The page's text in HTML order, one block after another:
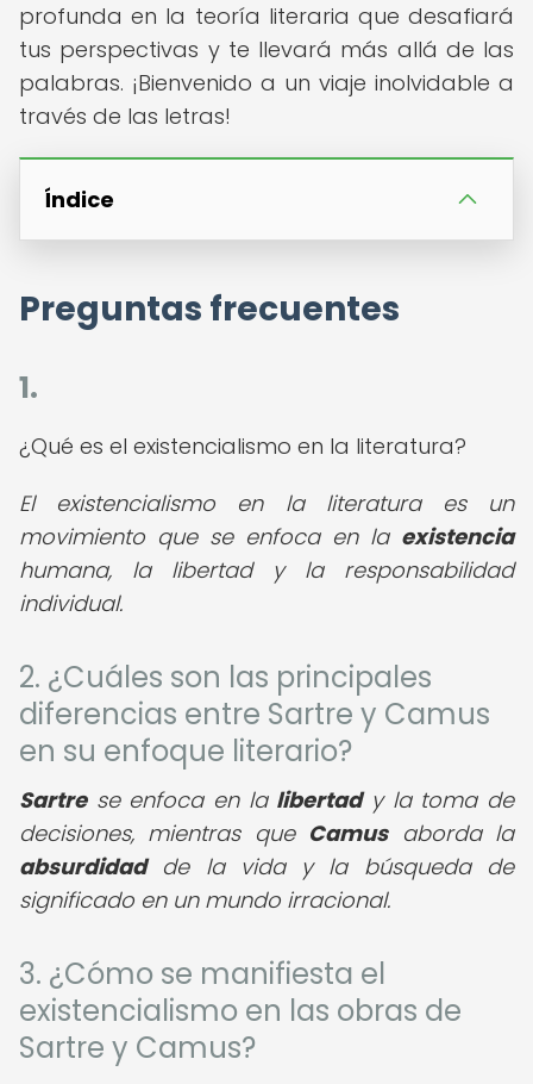
profunda en la teoría literaria que desafiará
tus perspectivas y te llevará más allá de las
palabras. ¡Bienvenido a un viaje inolvidable a
través de las letras!
Índice
Preguntas frecuentes
1.
¿Qué es el existencialismo en la literatura?
El existencialismo en la literatura es un
movimiento que se enfoca en la existencia
humana, la libertad y la responsabilidad
individual.
2. ¿Cuáles son las principales
diferencias entre Sartre y Camus
en su enfoque literario?
Sartrese enfoca en la libertady la toma de
decisiones, mientras que Camusaborda la
absurdidadde la vida y la búsqueda de
significado en un mundo irracional.
3. ¿Cómo se manifiesta el
existencialismo en las obras de
Sartre y Camus?